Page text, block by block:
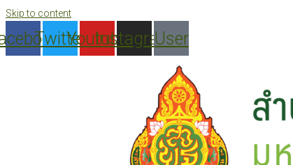
Skip to content
TwitterYoutube
Instagram
User